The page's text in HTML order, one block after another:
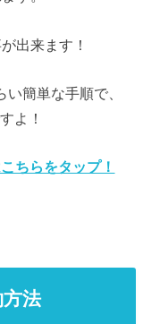
出来ます！
簡単な手順で、
よ！
ちらをタップ！
法